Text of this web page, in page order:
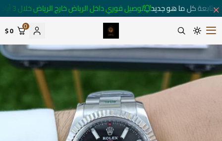
كل ما هو جديد توصيل فوري داخل الرياض خارج الرياض خلال 3 أيام 🚚
متجر ساعات رومانس
0
0 $